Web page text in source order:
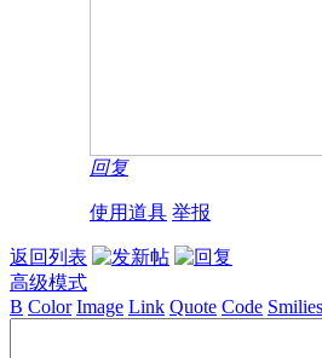
回复
使用道具 举报
返回列表
高级模式
B Color Image Link Quote Code Smilies